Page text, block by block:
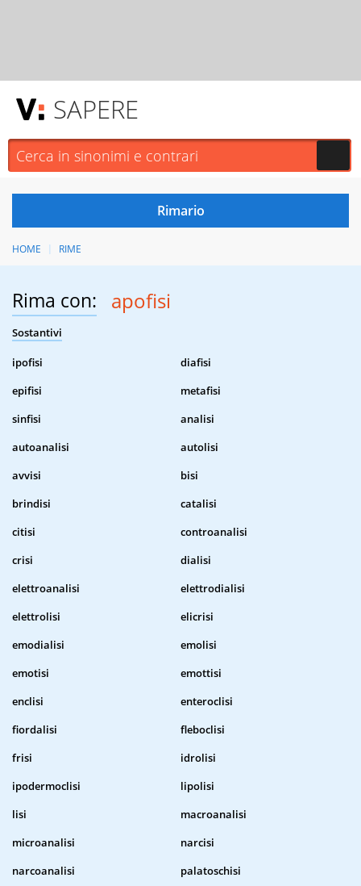
SAPERE
HOME RIME
Rima con: apofisi
Sostantivi
ipofisi
diafisi
epifisi
metafisi
sinfisi
analisi
autoanalisi
autolisi
avvisi
bisi
brindisi
catalisi
citisi
controanalisi
crisi
dialisi
elettroanalisi
elettrodialisi
elettrolisi
elicrisi
emodialisi
emolisi
emotisi
emottisi
enclisi
enteroclisi
fiordalisi
fleboclisi
frisi
idrolisi
ipodermoclisi
lipolisi
lisi
macroanalisi
microanalisi
narcisi
narcoanalisi
palatoschisi